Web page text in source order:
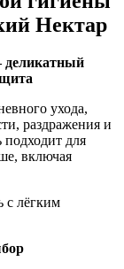
Нектар
деликатный
ухода,
раздражения и
для
включая
с лёгким